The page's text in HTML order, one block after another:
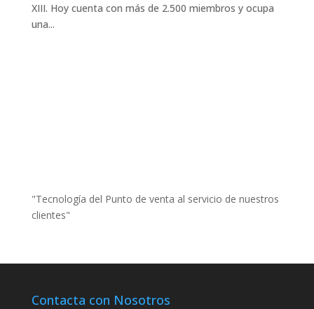
XIII. Hoy cuenta con más de 2.500 miembros y ocupa
una...
"Tecnología del Punto de venta al servicio de nuestros
clientes"
Contacta con Nosotros